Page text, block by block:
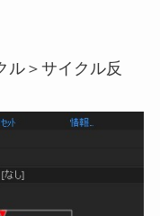
＞サイクル反